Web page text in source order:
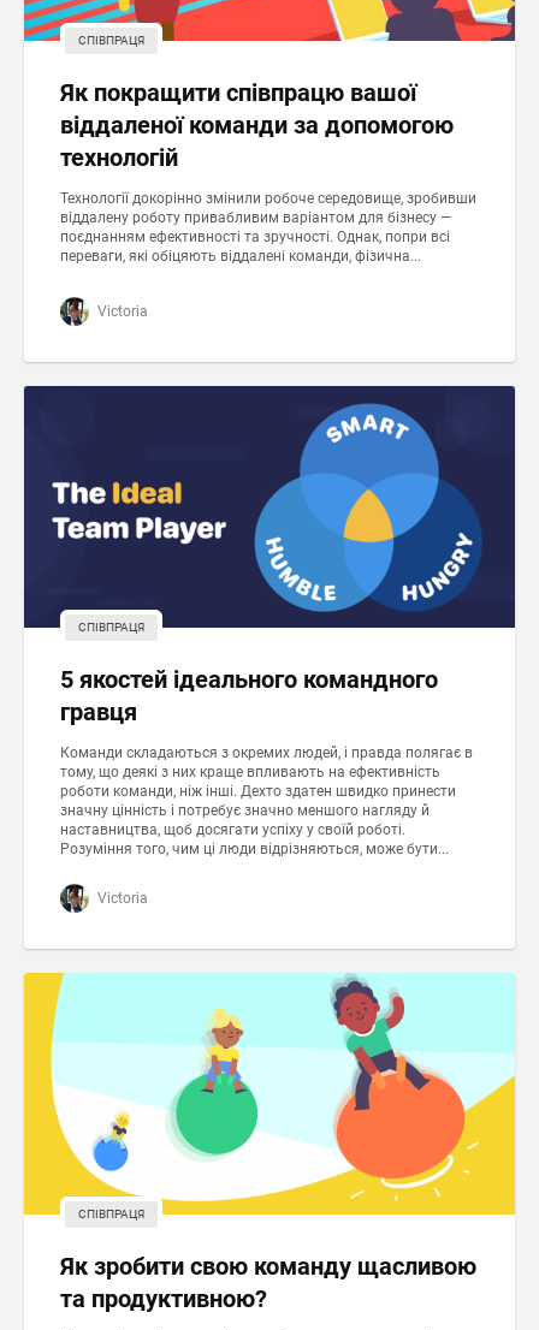
СПІВПРАЦЯ
Як покращити співпрацю вашої
віддаленої команди за допомогою
технологій
Технології докорінно змінили робоче середовище, зробивши
віддалену роботу привабливим варіантом для бізнесу —
поєднанням ефективності та зручності. Однак, попри всі
переваги, які обіцяють віддалені команди, фізична...
Victoria
СПІВПРАЦЯ
5 якостей ідеального командного
гравця
Команди складаються з окремих людей, і правда полягає в
тому, що деякі з них краще впливають на ефективність
роботи команди, ніж інші. Дехто здатен швидко принести
значну цінність і потребує значно меншого нагляду й
наставництва, щоб досягати успіху у своїй роботі.
Розуміння того, чим ці люди відрізняються, може бути...
Victoria
СПІВПРАЦЯ
Як зробити свою команду щасливою
та продуктивною?